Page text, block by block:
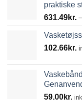
praktiske
631.49kr.
102.66kr.
59.00kr.